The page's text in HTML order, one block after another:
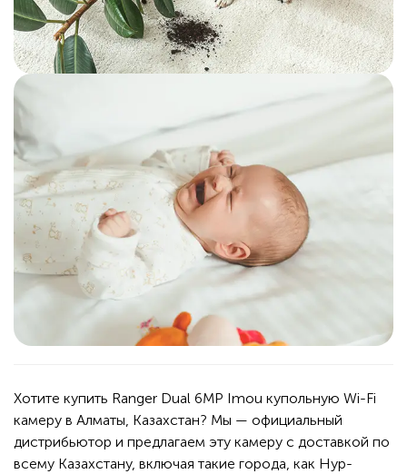
Хотите купить Ranger Dual 6MP Imou купольную Wi-Fi
камеру в Алматы, Казахстан? Мы — официальный
дистрибьютор и предлагаем эту камеру с доставкой по
всему Казахстану, включая такие города, как Нур-